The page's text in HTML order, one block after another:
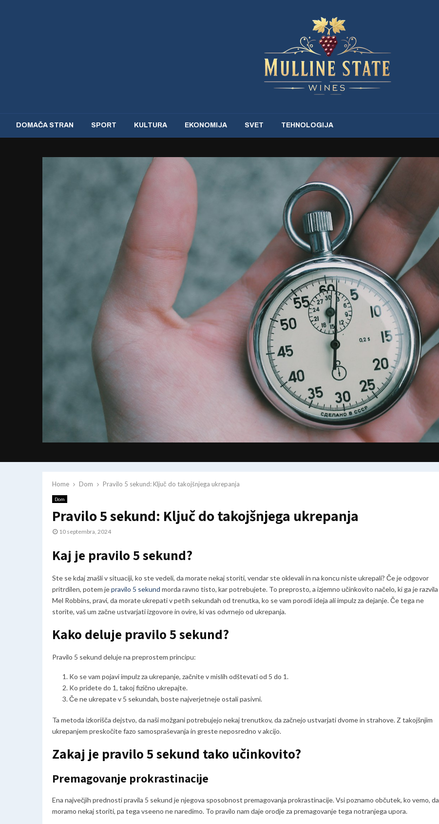
DOMAČA STRAN SPORT KULTURA EKONOMIJA SVET TEHNOLOGIJA
Home Dom Pravilo 5 sekund: Ključ do takojšnjega ukrepanja
Dom
Pravilo 5 sekund: Ključ do takojšnjega ukrepanja
10 septembra, 2024
Kaj je pravilo 5 sekund?
Ste se kdaj znašli v situaciji, ko ste vedeli, da morate nekaj storiti, vendar ste oklevali in na koncu niste ukrepali? Če je odgovor
pritrdilen, potem jepravilo 5 sekund morda ravno tisto, kar potrebujete. To preprosto, a izjemno učinkovito načelo, ki ga je razvila
Mel Robbins, pravi, da morate ukrepati v petih sekundah od trenutka, ko se vam porodi ideja ali impulz za dejanje. Če tega ne
storite, vaš um začne ustvarjati izgovore in ovire, ki vas odvrnejo od ukrepanja.
Kako deluje pravilo 5 sekund?
Pravilo 5 sekund deluje na preprostem principu:
Ko se vam pojavi impulz za ukrepanje, začnite v mislih odštevati od 5 do 1.
Ko pridete do 1, takoj fizično ukrepajte.
Če ne ukrepate v 5 sekundah, boste najverjetneje ostali pasivni.
Ta metoda izkorišča dejstvo, da naši možgani potrebujejo nekaj trenutkov, da začnejo ustvarjati dvome in strahove. Z takojšnjim
ukrepanjem preskočite fazo samospraševanja in greste neposredno v akcijo.
Zakaj je pravilo 5 sekund tako učinkovito?
Premagovanje prokrastinacije
Ena največjih prednosti pravila 5 sekund je njegova sposobnost premagovanja prokrastinacije. Vsi poznamo občutek, ko vemo, da
moramo nekaj storiti, pa tega vseeno ne naredimo. To pravilo nam daje orodje za premagovanje tega notranjega upora.